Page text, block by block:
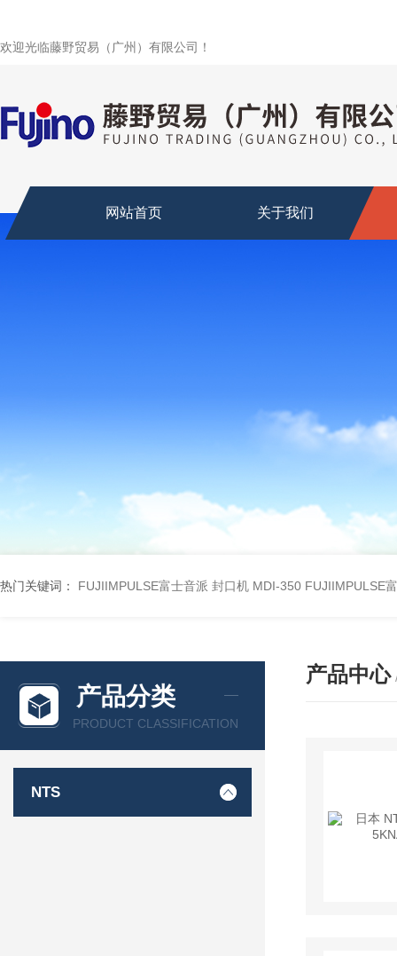
欢迎光临藤野贸易（广州）有限公司！
网站首页 关于我们
热门关键词： FUJIIMPULSE富士音派 封口机 MDI-350 FUJIIMPULSE
产品分类
PRODUCT CLASSIFICATION
NTS
产品中心